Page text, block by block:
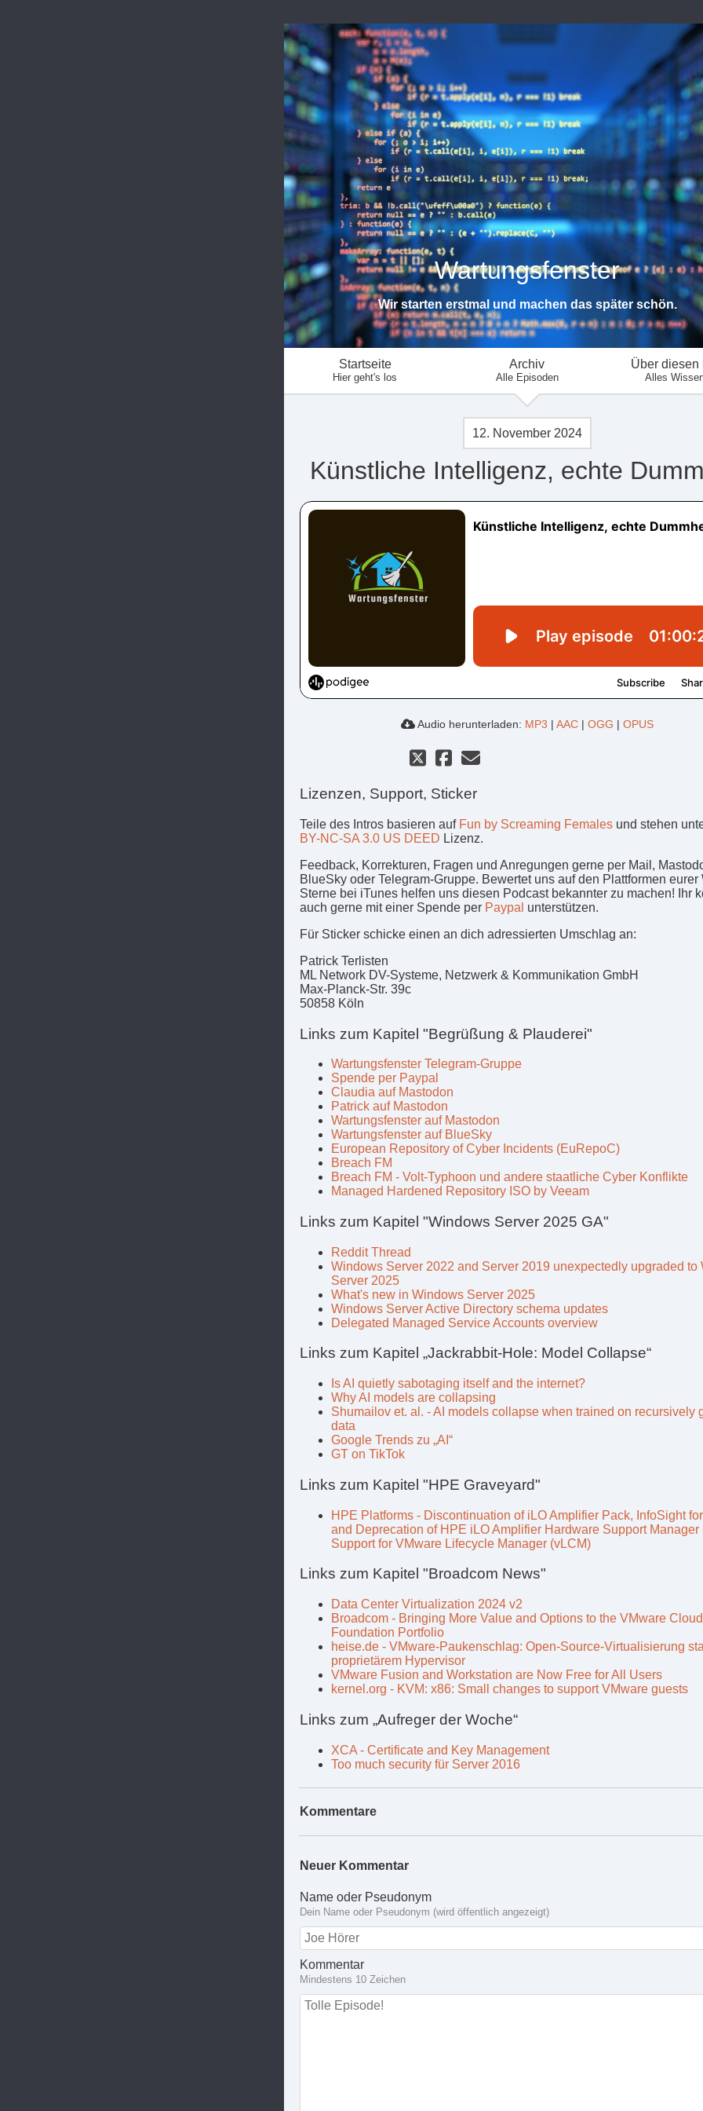
Wartungsfenster
Wir starten erstmal und machen das später schön.
Startseite
Hier geht's los
Archiv
Alle Episoden
Über diesen
Alles
12. November 2024
Künstliche Intelligenz, echte
Audio herunterladen: MP3 | AAC | OGG | OPUS
Lizenzen, Support, Sticker
Teile des Intros basieren auf Fun by Screaming Females und stehen
BY-NC-SA 3.0 US DEED Lizenz.
Feedback, Korrekturen, Fragen und Anregungen gerne per Mail,
BlueSky oder Telegram-Gruppe. Bewertet uns auf den Plattformen eurer
Sterne bei iTunes helfen uns diesen Podcast bekannter zu machen! Ihr
auch gerne mit einer Spende per Paypal unterstützen.
Für Sticker schicke einen an dich adressierten Umschlag an:
Patrick Terlisten
ML Network DV-Systeme, Netzwerk & Kommunikation GmbH
Max-Planck-Str. 39c
50858 Köln
Links zum Kapitel "Begrüßung & Plauderei"
Wartungsfenster Telegram-Gruppe
Spende per Paypal
Claudia auf Mastodon
Patrick auf Mastodon
Wartungsfenster auf Mastodon
Wartungsfenster auf BlueSky
European Repository of Cyber Incidents (EuRepoC)
Breach FM
Breach FM - Volt-Typhoon und andere staatliche Cyber Konflikte
Managed Hardened Repository ISO by Veeam
Links zum Kapitel "Windows Server 2025 GA"
Reddit Thread
Windows Server 2022 and Server 2019 unexpectedly upgraded to
Server 2025
What's new in Windows Server 2025
Windows Server Active Directory schema updates
Delegated Managed Service Accounts overview
Links zum Kapitel „Jackrabbit-Hole: Model Collapse“
Is AI quietly sabotaging itself and the internet?
Why AI models are collapsing
Shumailov et. al. - AI models collapse when trained on recursively
data
Google Trends zu „AI“
GT on TikTok
Links zum Kapitel "HPE Graveyard"
HPE Platforms - Discontinuation of iLO Amplifier Pack, InfoSight
and Deprecation of HPE iLO Amplifier Hardware Support Manager
Support for VMware Lifecycle Manager (vLCM)
Links zum Kapitel "Broadcom News"
Data Center Virtualization 2024 v2
Broadcom - Bringing More Value and Options to the VMware Cloud
Foundation Portfolio
heise.de - VMware-Paukenschlag: Open-Source-Virtualisierung
proprietärem Hypervisor
VMware Fusion and Workstation are Now Free for All Users
kernel.org - KVM: x86: Small changes to support VMware guests
Links zum „Aufreger der Woche“
XCA - Certificate and Key Management
Too much security für Server 2016
Kommentare
Neuer Kommentar
Name oder Pseudonym
Dein Name oder Pseudonym (wird öffentlich angezeigt)
Kommentar
Mindestens 10 Zeichen